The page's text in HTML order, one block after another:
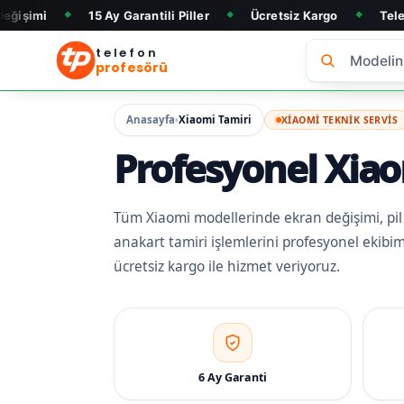
15 Ay Garantili Piller ◆ Ücretsiz Kargo ◆ Telefon Alım &
telefon
profesörü
Anasayfa›Xiaomi Tamiri XIAOMI TEKNIK SERVIS
Profesyonel
Tüm Xiaomi modellerinde ekran değişimi,
anakart tamiri işlemlerini profesyonel
ücretsiz kargo ile hizmet veriyoruz.
6 Ay Garanti